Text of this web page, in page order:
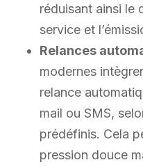
réduisant ainsi le
service et
Relances
modernes
relance
mail ou SMS,
prédéfinis. Cela
pression douce